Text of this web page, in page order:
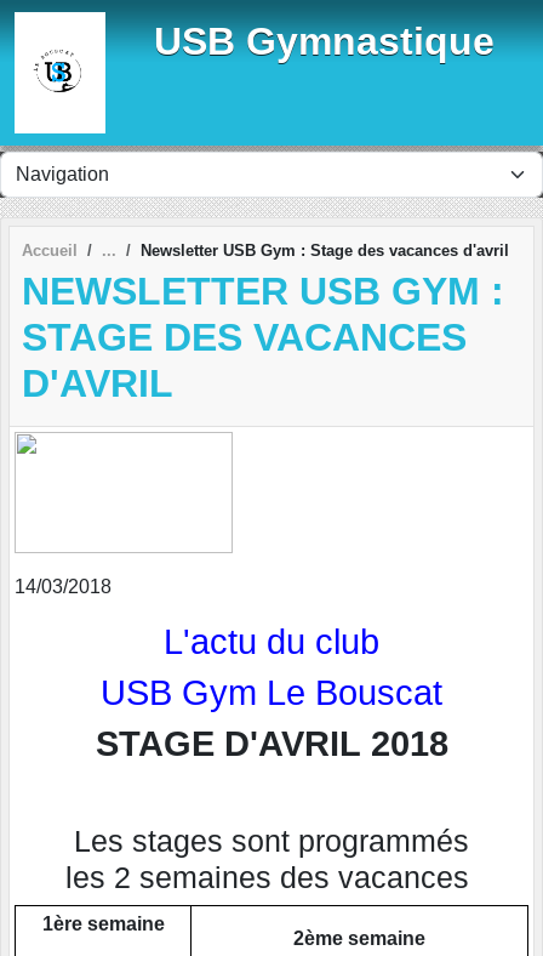
USB Gymnastique
Accueil Newsletter USB Gym : Stage des vacances d'avril
NEWSLETTER USB GYM :
STAGE DES VACANCES
D'AVRIL
14/03/2018
L'actu du club
USB Gym Le Bouscat
STAGE D'AVRIL 2018
Les stages sont programmés
les 2 semaines des vacances
1ère semaine
2ème semaine
Panneau de gestion des cookies